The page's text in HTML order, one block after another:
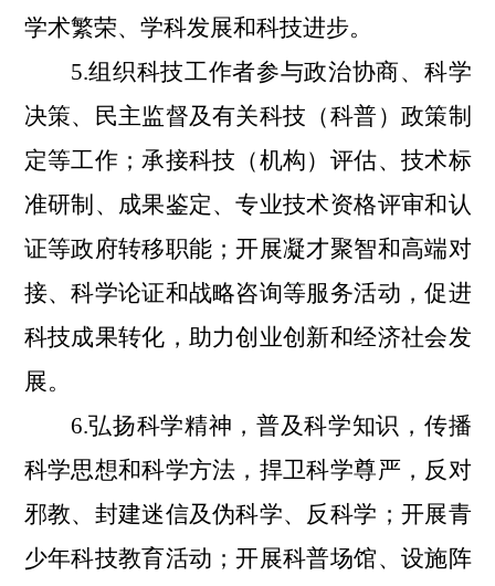
学术繁荣、学科发展和科技进步。
5.组织科技工作者参与政治协商、科学
决策、民主监督及有关科技（科普）政策制
定等工作；承接科技（机构）评估、技术标
准研制、成果鉴定、专业技术资格评审和认
证等政府转移职能；开展凝才聚智和高端对
接、科学论证和战略咨询等服务活动，促进
科技成果转化，助力创业创新和经济社会发
展。
6.弘扬科学精神，普及科学知识，传播
科学思想和科学方法，捍卫科学尊严，反对
邪教、封建迷信及伪科学、反科学；开展青
少年科技教育活动；开展科普场馆、设施阵